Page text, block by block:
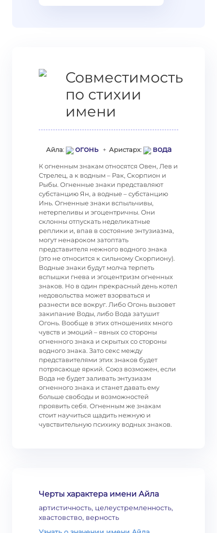
Совместимость
по стихии
имени
Айла: огонь+ Аристарх: вода
К огненным знакам относятся Овен, Лев и
Стрелец, а к водным – Рак, Скорпион и
Рыбы. Огненные знаки представляют
субстанцию Ян, а водные – субстанцию
Инь. Огненные знаки вспыльчивы,
нетерпеливы и эгоцентричны. Они
склонны отпускать неделикатные
реплики и, впав в состояние энтузиазма,
могут ненароком затоптать
представителя нежного водного знака
(это не относится к сильному Скорпиону).
Водные знаки будут молча терпеть
вспышки гнева и эгоцентризм огненных
знаков. Но в один прекрасный день котел
недовольства может взорваться и
разнести все вокруг. Либо Огонь вызовет
закипание Воды, либо Вода затушит
Огонь. Вообще в этих отношениях много
чувств и эмоций – явных со стороны
огненного знака и скрытых со стороны
водного знака. Зато секс между
представителями этих знаков будет
потрясающе яркий. Союз возможен, если
Вода не будет заливать энтузиазм
огненного знака и станет давать ему
больше свободы и возможностей
проявить себя. Огненным же знакам
стоит научиться щадить нежную и
чувствительную психику водных знаков.
Черты характера имени Айла
артистичность, целеустремленность,
хвастовство, верность